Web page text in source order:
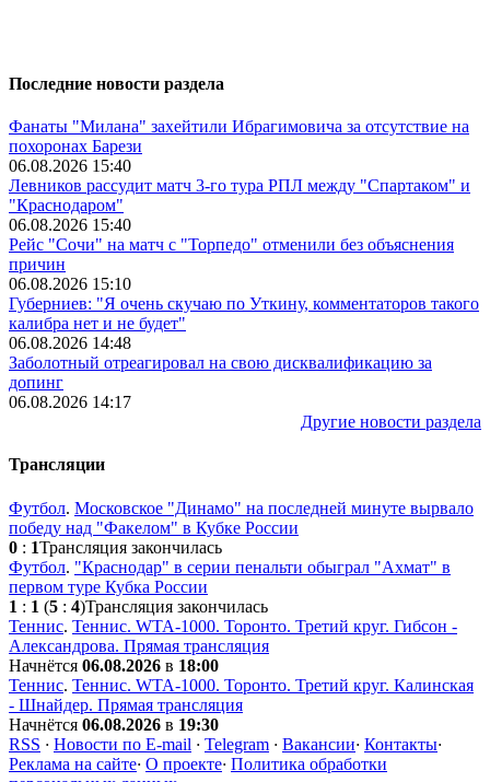
Последние новости раздела
Фанаты "Милана" захейтили Ибрагимовича за отсутствие на
похоронах Барези
06.08.2026 15:40
Левников рассудит матч 3-го тура РПЛ между "Спартаком" и
"Краснодаром"
06.08.2026 15:40
Рейс "Сочи" на матч с "Торпедо" отменили без объяснения
причин
06.08.2026 15:10
Губерниев: "Я очень скучаю по Уткину, комментаторов такого
калибра нет и не будет"
06.08.2026 14:48
Заболотный отреагировал на свою дисквалификацию за
допинг
06.08.2026 14:17
Другие новости раздела
Трансляции
Футбол. Московское "Динамо" на последней минуте вырвало
победу над "Факелом" в Кубке России
0 : 1Трансляция закончилась
Футбол. "Краснодар" в серии пенальти обыграл "Ахмат" в
первом туре Кубка России
1 : 1 (5 : 4)Трансляция закончилась
Теннис. Теннис. WTA-1000. Торонто. Третий круг. Гибсон -
Александрова. Прямая трансляция
Начнётся 06.08.2026 в 18:00
Теннис. Теннис. WTA-1000. Торонто. Третий круг. Калинская
- Шнайдер. Прямая трансляция
Начнётся 06.08.2026 в 19:30
RSS · Новости по E-mail · Telegram · Вакансии· Контакты·
Реклама на сайте· О проекте· Политика обработки